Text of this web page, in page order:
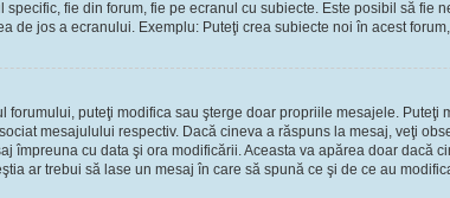
fie din forum, fie pe ecranul cu subiecte. Este posibil să fie
de jos a ecranului. Exemplu: Puteţi crea subiecte noi în acest
forumului, puteţi modifica sau şterge doar propriile mesajele. Puteţi
mesajulului respectiv. Dacă cineva a răspuns la mesaj, veţi
împreuna cu data şi ora modificării. Aceasta va apărea doar dacă
ar trebui să lase un mesaj în care să spună ce şi de ce au